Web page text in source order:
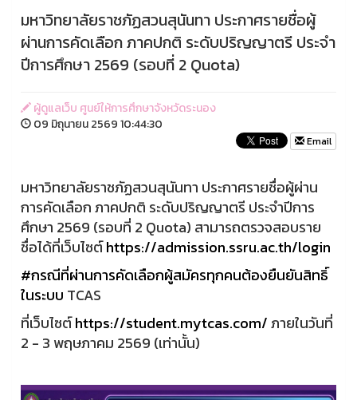
มหาวิทยาลัยราชภัฏสวนสุนันทา ประกาศรายชื่อผู้
ผ่านการคัดเลือก ภาคปกติ ระดับปริญญาตรี ประจำ
ปีการศึกษา 2569 (รอบที่ 2 Quota)
ผู้ดูแลเว็บ ศูนย์ให้การศึกษาจังหวัดระนอง
09 มิถุนายน 2569 10:44:30
Email
มหาวิทยาลัยราชภัฏสวนสุนันทา ประกาศรายชื่อผู้ผ่าน
การคัดเลือก ภาคปกติ ระดับปริญญาตรี ประจำปีการ
ศึกษา 2569 (รอบที่ 2 Quota) สามารถตรวจสอบราย
ชื่อได้ที่เว็บไซต์https://admission.ssru.ac.th/login
#กรณีที่ผ่านการคัดเลือกผู้สมัครทุกคนต้องยืนยันสิทธิ์
ในระบบ TCAS
ที่เว็บไซต์https://student.mytcas.com/ภายในวันที่
2 - 3 พฤษภาคม 2569 (เท่านั้น)